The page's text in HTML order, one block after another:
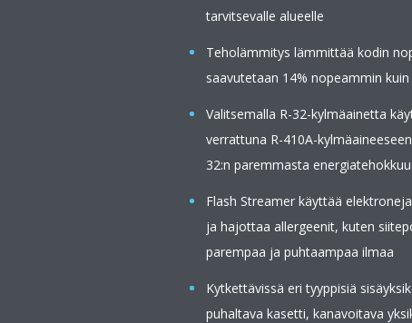
tarvitsevalle alueelle
Teholämmitys lämmittää kodin
saavutetaan 14% nopeammin
Valitsemalla R-32-kylmäainetta
verrattuna R-410A-
32:n paremmasta
Flash Streamer käyttää
ja hajottaa allergeenit, kuten
parempaa ja puhtaampaa ilmaa
Kytkettävissä eri tyyppisiä
puhaltava kasetti, kanavoitava